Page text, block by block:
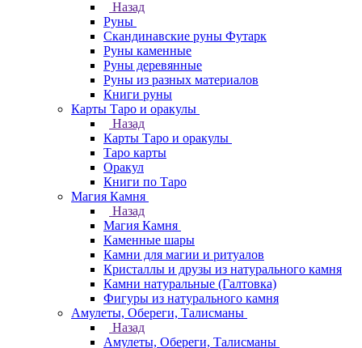
Назад
Руны
Скандинавские руны Футарк
Руны каменные
Руны деревянные
Руны из разных материалов
Книги руны
Карты Таро и оракулы
Назад
Карты Таро и оракулы
Таро карты
Оракул
Книги по Таро
Магия Камня
Назад
Магия Камня
Каменные шары
Камни для магии и ритуалов
Кристаллы и друзы из натурального камня
Камни натуральные (Галтовка)
Фигуры из натурального камня
Амулеты, Обереги, Талисманы
Назад
Амулеты, Обереги, Талисманы